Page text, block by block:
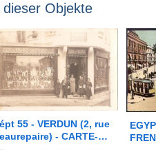
Objekte
55 - VERDUN (2, rue
- CARTE-
FRENCH